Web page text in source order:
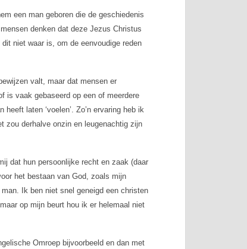
een man geboren die de geschiedenis
denken dat deze Jezus Christus
niet waar is, om de eenvoudige reden
valt, maar dat mensen er
is vaak gebaseerd op een of meerdere
laten ‘voelen’. Zo’n ervaring heb ik
derhalve onzin en leugenachtig zijn
dat hun persoonlijke recht en zaak (daar
het bestaan van God, zoals mijn
Ik ben niet snel geneigd een christen
op mijn beurt hou ik er helemaal niet
Omroep bijvoorbeeld en dan met